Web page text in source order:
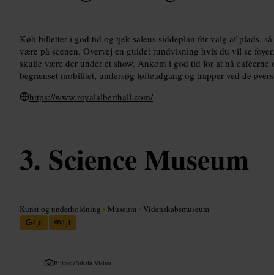
Køb billetter i god tid og tjek salens siddeplan før valg af plads,
være på scenen. Overvej en guidet rundvisning hvis du vil se
skulle være der under et show. Ankom i god tid for at nå
begrænset mobilitet, undersøg løfteadgang og trapper ved de
https://www.royalalberthall.com/
Science Museum
Kunst og underholdning • Museum • Videnskabsmuseum
4,6
4,1
Billede /Britain Visitor